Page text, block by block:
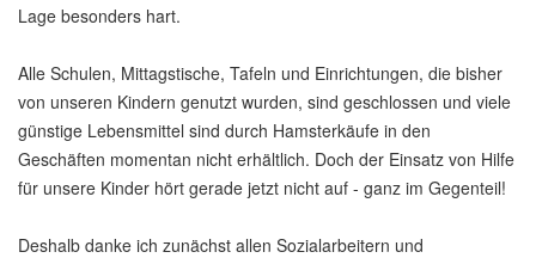
Lage besonders hart.
Alle Schulen, Mittagstische, Tafeln und Einrichtungen, die bisher
von unseren Kindern genutzt wurden, sind geschlossen und viele
günstige Lebensmittel sind durch Hamsterkäufe in den
Geschäften momentan nicht erhältlich. Doch der Einsatz von Hilfe
für unsere Kinder hört gerade jetzt nicht auf - ganz im Gegenteil!
Deshalb danke ich zunächst allen Sozialarbeitern und